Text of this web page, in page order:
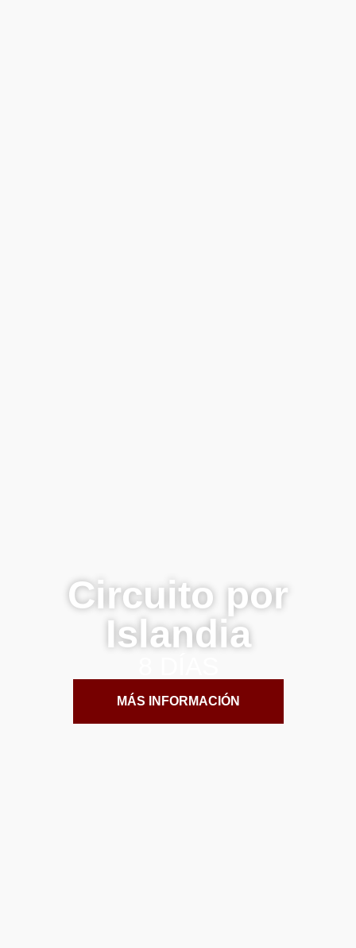
Circuito por
Islandia
MÁS INFORMACIÓN